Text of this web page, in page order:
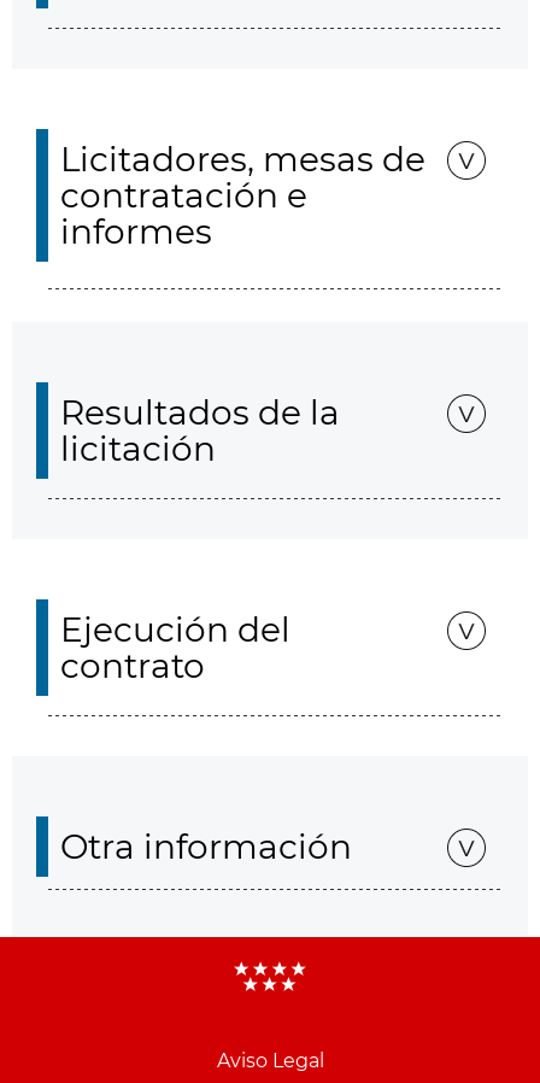
Licitadores, mesas de
contratación e
informes
Resultados de la
licitación
Ejecución del
contrato
Otra información
Aviso Legal